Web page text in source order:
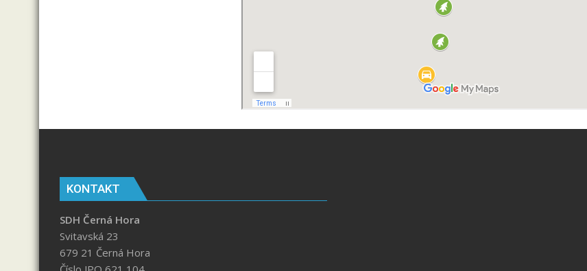
KONTAKT
SDH Černá Hora
Svitavská 23
679 21 Černá Hora